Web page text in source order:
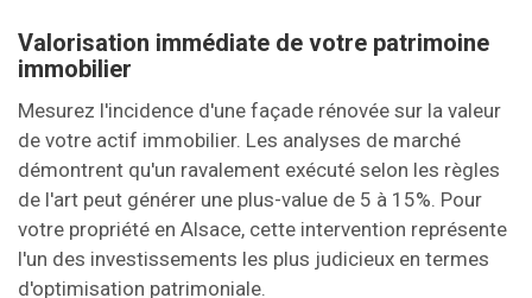
Valorisation immédiate de votre patrimoine
immobilier
Mesurez l'incidence d'une façade rénovée sur la valeur
de votre actif immobilier. Les analyses de marché
démontrent qu'un ravalement exécuté selon les règles
de l'art peut générer une plus-value de 5 à 15%. Pour
votre propriété en Alsace, cette intervention représente
l'un des investissements les plus judicieux en termes
d'optimisation patrimoniale.